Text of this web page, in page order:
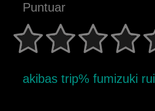
Puntuar
akibas trip% fumizuki rui